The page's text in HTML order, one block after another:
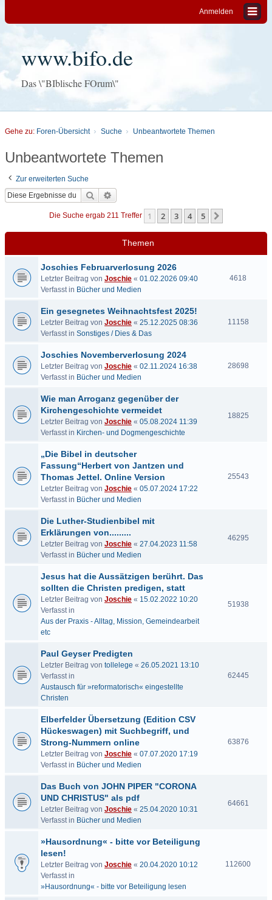
Anmelden
www.bifo.de
Das \"BIblische FOrum\"
Gehe zu: Foren-Übersicht Suche Unbeantwortete Themen
Unbeantwortete Themen
Zur erweiterten Suche
Suche
Die Suche ergab 211 Treffer 1 2 3 4 5
Themen
Joschies Februarverlosung 2026
Letzter Beitrag von Joschie « 01.02.2026 09:40
Verfasst in Bücher und Medien
4618
Ein gesegnetes Weihnachtsfest 2025!
Letzter Beitrag von Joschie « 25.12.2025 08:36
Verfasst in Sonstiges / Dies & Das
11158
Joschies Novemberverlosung 2024
Letzter Beitrag von Joschie « 02.11.2024 16:38
Verfasst in Bücher und Medien
28698
Wie man Arroganz gegenüber der
Kirchengeschichte vermeidet
Letzter Beitrag von Joschie « 05.08.2024 11:39
Verfasst in Kirchen- und Dogmengeschichte
18825
„Die Bibel in deutscher
Fassung“Herbert von Jantzen und
Thomas Jettel. Online Version
Letzter Beitrag von Joschie « 05.07.2024 17:22
Verfasst in Bücher und Medien
25543
Die Luther-Studienbibel mit
Erklärungen von.........
Letzter Beitrag von Joschie « 27.04.2023 11:58
Verfasst in Bücher und Medien
46295
Jesus hat die Aussätzigen berührt. Das
sollten die Christen predigen, statt
Letzter Beitrag von Joschie « 15.02.2022 10:20
Verfasst in
Aus der Praxis - Alltag, Mission, Gemeindearbeit
etc
51938
Paul Geyser Predigten
Letzter Beitrag von tollelege « 26.05.2021 13:10
Verfasst in
Austausch für »reformatorisch« eingestellte
Christen
62445
Elberfelder Übersetzung (Edition CSV
Hückeswagen) mit Suchbegriff, und
Strong-Nummern online
Letzter Beitrag von Joschie « 07.07.2020 17:19
Verfasst in Bücher und Medien
63876
Das Buch von JOHN PIPER "CORONA
UND CHRISTUS" als pdf
Letzter Beitrag von Joschie « 25.04.2020 10:31
Verfasst in Bücher und Medien
64661
»Hausordnung« - bitte vor Beteiligung
lesen!
Letzter Beitrag von Joschie « 20.04.2020 10:12
Verfasst in
»Hausordnung« - bitte vor Beteiligung lesen
112600